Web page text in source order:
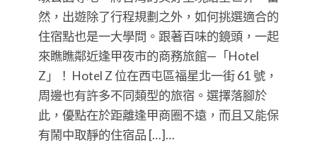
然，出遊除了行程規劃之外，如何挑選適合的
住宿點也是一大學問。跟著百味的鏡頭，一起
來瞧瞧鄰近逢甲夜市的商務旅館—「Hotel
Z」！ Hotel Z 位在西屯區福星北一街 61 號，
周邊也有許多不同類型的旅宿。選擇落腳於
此，優點在於距離逢甲商圈不遠，而且又能保
有鬧中取靜的住宿品 […]…